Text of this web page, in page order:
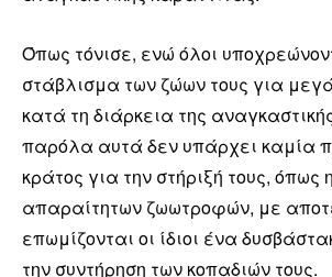
Όπως τόνισε, ενώ όλοι
στάβλισμα των ζώων τους για
κατά τη διάρκεια της
παρόλα αυτά δεν υπάρχει καμία
κράτος για την στήριξή τους,
απαραίτητων ζωωτροφών, με
επωμίζονται οι ίδιοι ένα
την συντήρηση των κοπαδιών τους.